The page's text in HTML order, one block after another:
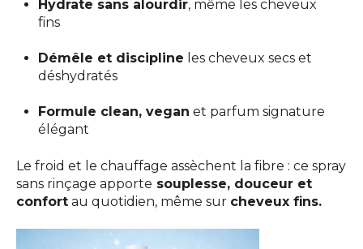
Hydrate sans alourdir, même les cheveux
fins
Démêle et discipline les cheveux secs et
déshydratés
Formule clean, vegan et parfum signature
élégant
Le froid et le chauffage assèchent la fibre : ce spray
sans rinçage apporte souplesse, douceur et
confort au quotidien, même sur cheveux fins.